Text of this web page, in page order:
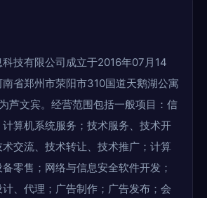
技有限公司成立于2016年07月14
省郑州市荥阳市310国道天鹅湖公寓
芦文宾。经营范围包括一般项目：信
算机系统服务；技术服务、技术开
交流、技术转让、技术推广；计算
零售；网络与信息安全软件开发；
、代理；广告制作；广告发布；会